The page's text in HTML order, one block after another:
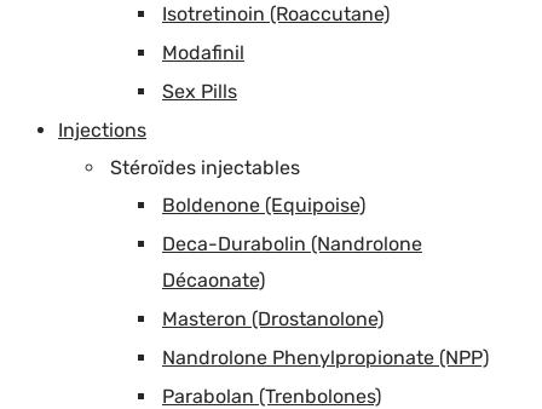
Isotretinoin (Roaccutane)
Modafinil
Sex Pills
Injections
Stéroïdes injectables
Boldenone (Equipoise)
Deca-Durabolin (Nandrolone
Décaonate)
Masteron (Drostanolone)
Nandrolone Phenylpropionate (NPP)
Parabolan (Trenbolones)